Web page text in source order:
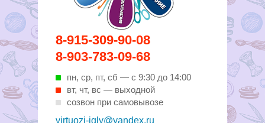
8-915-309-90-08
8-903-783-09-68
пн, ср, пт, cб — с 9:30 до 14:00
вт, чт, вс — выходной
созвон при самовывозе
virtuozi-igly@yandex.ru
Вирутозы иглы. Товары для
шитья и рукоделья